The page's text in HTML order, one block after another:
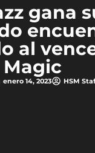
gana
al
Magic
enero 14, 2023 HSM